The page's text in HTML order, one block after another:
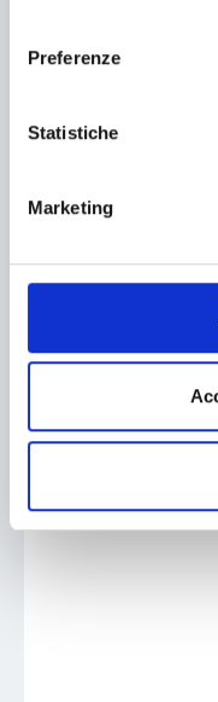
Preferenze
Statistiche
Marketing